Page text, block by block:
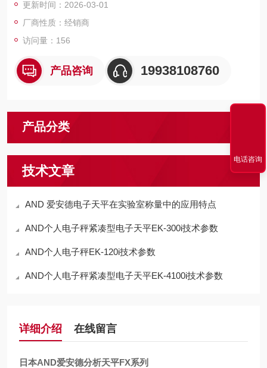
更新时间：2026-03-01
厂商性质：经销商
访问量：156
产品咨询 19938108760
产品分类
技术文章
AND 爱安德电子天平在实验室称量中的应用特点
AND个人电子秤紧凑型电子天平EK-300i技术参数
AND个人电子秤EK-120i技术参数
AND个人电子秤紧凑型电子天平EK-4100i技术参数
详细介绍 在线留言
日本AND爱安德分析天平FX系列
电话咨询